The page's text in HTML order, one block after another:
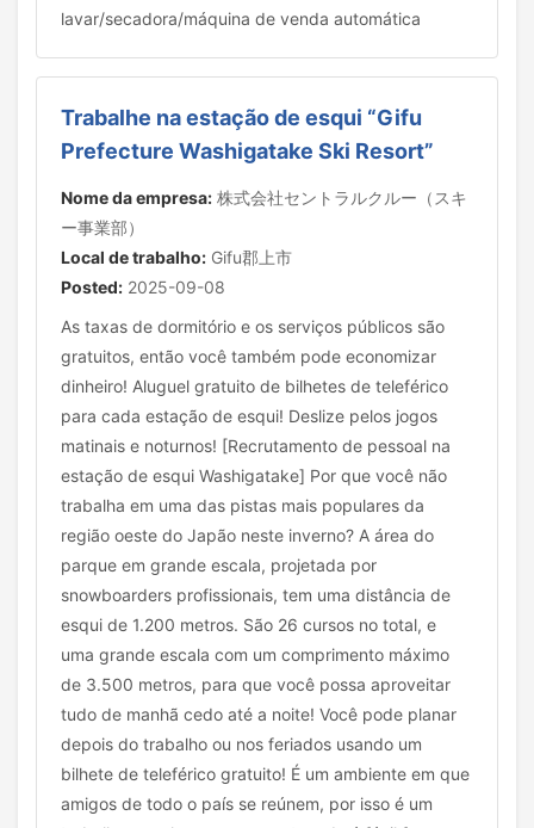
lavar/secadora/máquina de venda automática
Trabalhe na estação de esqui “Gifu
Prefecture Washigatake Ski Resort”
Nome da empresa: 株式会社セントラルクルー（スキ
ー事業部）
Local de trabalho: Gifu郡上市
Posted: 2025-09-08
As taxas de dormitório e os serviços públicos são
gratuitos, então você também pode economizar
dinheiro! Aluguel gratuito de bilhetes de teleférico
para cada estação de esqui! Deslize pelos jogos
matinais e noturnos! [Recrutamento de pessoal na
estação de esqui Washigatake] Por que você não
trabalha em uma das pistas mais populares da
região oeste do Japão neste inverno? A área do
parque em grande escala, projetada por
snowboarders profissionais, tem uma distância de
esqui de 1.200 metros. São 26 cursos no total, e
uma grande escala com um comprimento máximo
de 3.500 metros, para que você possa aproveitar
tudo de manhã cedo até a noite! Você pode planar
depois do trabalho ou nos feriados usando um
bilhete de teleférico gratuito! É um ambiente em que
amigos de todo o país se reúnem, por isso é um